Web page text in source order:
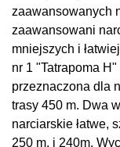
zaawansowanych
zaawansowani
mniejszych i
nr 1 "Tatrapoma
przeznaczona dla
trasy 450 m. Dwa
narciarskie łatwe,
250 m. i 240m.